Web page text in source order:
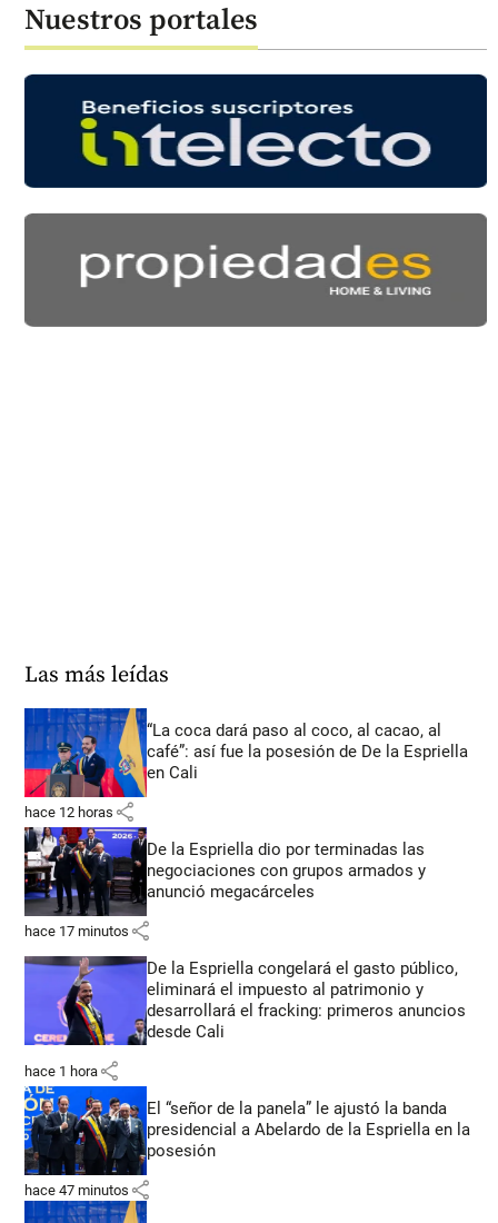
Nuestros portales
Las más leídas
“La coca dará paso al coco, al cacao, al
café”: así fue la posesión de De la Espriella
en Cali
hace 12 horas share
De la Espriella dio por terminadas las
negociaciones con grupos armados y
anunció megacárceles
hace 17 minutos share
De la Espriella congelará el gasto público,
eliminará el impuesto al patrimonio y
desarrollará el fracking: primeros anuncios
desde Cali
hace 1 hora share
El “señor de la panela” le ajustó la banda
presidencial a Abelardo de la Espriella en la
posesión
hace 47 minutos share